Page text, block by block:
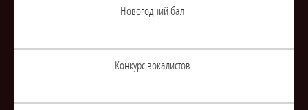
Новогодний бал
Конкурс вокалистов